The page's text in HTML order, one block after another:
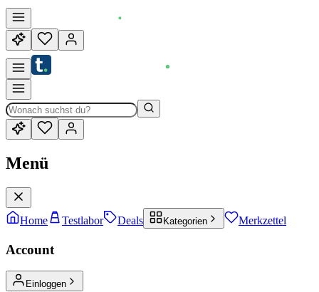
Menü
Home Testlabor Deals Kategorien Merkzettel
Account
Einloggen